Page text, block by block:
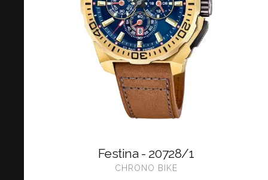
Festina - 20728/1
CHRONO BIKE